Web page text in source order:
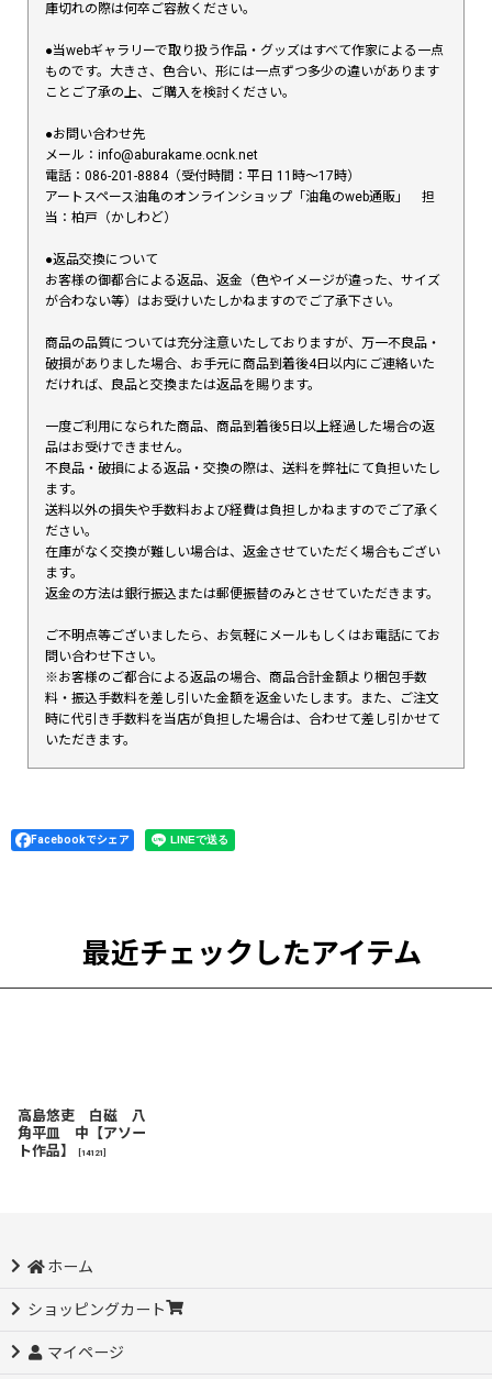
庫切れの際は何卒ご容赦ください。
●当webギャラリーで取り扱う作品・グッズはすべて作家による一点
ものです。大きさ、色合い、形には一点ずつ多少の違いがあります
ことご了承の上、ご購入を検討ください。
●お問い合わせ先
メール：info@aburakame.ocnk.net
電話：086-201-8884（受付時間：平日 11時〜17時）
アートスペース油亀のオンラインショップ「油亀のweb通販」 担
当：柏戸（かしわど）
●返品交換について
お客様の御都合による返品、返金（色やイメージが違った、サイズ
が合わない等）はお受けいたしかねますのでご了承下さい。
商品の品質については充分注意いたしておりますが、万一不良品・
破損がありました場合、お手元に商品到着後4日以内にご連絡いた
だければ、良品と交換または返品を賜ります。
一度ご利用になられた商品、商品到着後5日以上経過した場合の返
品はお受けできません。
不良品・破損による返品・交換の際は、送料を弊社にて負担いたし
ます。
送料以外の損失や手数料および経費は負担しかねますのでご了承く
ださい。
在庫がなく交換が難しい場合は、返金させていただく場合もござい
ます。
返金の方法は銀行振込または郵便振替のみとさせていただきます。
ご不明点等ございましたら、お気軽にメールもしくはお電話にてお
問い合わせ下さい。
※お客様のご都合による返品の場合、商品合計金額より梱包手数
料・振込手数料を差し引いた金額を返金いたします。また、ご注文
時に代引き手数料を当店が負担した場合は、合わせて差し引かせて
いただきます。
Facebookでシェア
最近チェックしたアイテム
高島悠吏 白磁 八
角平皿 中【アソー
ト作品】
14121
ホーム
ショッピングカート
マイページ